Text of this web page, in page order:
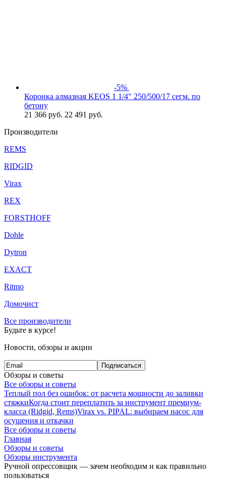
-5%
Коронка алмазная KEOS 1 1/4" 250/500/17 сегм. по
бетону
21 366 руб. 22 491 руб.
Производители
REMS
RIDGID
Virax
REX
FORSTHOFF
Dohle
Dytron
EXACT
Ritmo
Домочист
Все производители
Будьте в курсе!
Новости, обзоры и акции
Подписаться
Обзоры и советы
Все обзоры и советы
Теплый пол без ошибок: от расчета мощности до заливки
стяжкиКогда стоит переплатить за инструмент премиум-
класса (Ridgid, Rems)Virax vs. PIPAL: выбираем насос для
осушения и откачки
Все обзоры и советы
Главная
Обзоры и советы
Обзоры инструмента
Ручной опрессовщик — зачем необходим и как правильно
пользоваться